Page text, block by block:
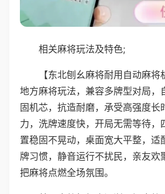
相关麻将玩法及特色;
【东北刨幺麻将耐用自动麻
地方麻将玩法，兼容多牌型对局，
固机芯，抗造耐磨，承受高强度长
力，洗牌速度快，开局无需等待，
置稳固不晃动，桌面宽大平整，适
牌习惯，静音运行不扰民，亲友欢
把麻将点燃全场氛围。